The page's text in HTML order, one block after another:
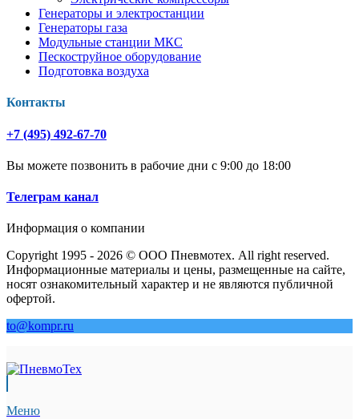
Генераторы и электростанции
Генераторы газа
Модульные станции МКС
Пескоструйное оборудование
Подготовка воздуха
Контакты
+7 (495) 492-67-70
Вы можете позвонить в рабочие дни с 9:00 до 18:00
Телеграм канал
Информация о компании
Copyright 1995 - 2026 © ООО Пневмотех. All right reserved.
Информационные материалы и цены, размещенные на сайте,
носят ознакомительный характер и не являются публичной
офертой.
to@kompr.ru
Меню